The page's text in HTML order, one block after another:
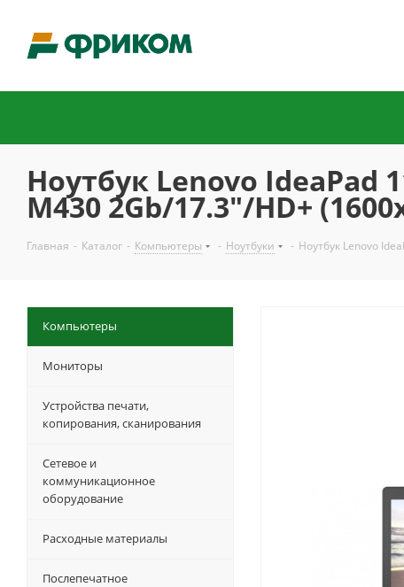
Ноутбук Lenovo IdeaPad
M430 2Gb/17.3"/HD+
Главная - Каталог - Компьютеры - Ноутбуки - Ноутбук Lenovo
Компьютеры
Мониторы
Устройства печати,
копирования, сканирования
Сетевое и
коммуникационное
оборудование
Расходные материалы
Послепечатное